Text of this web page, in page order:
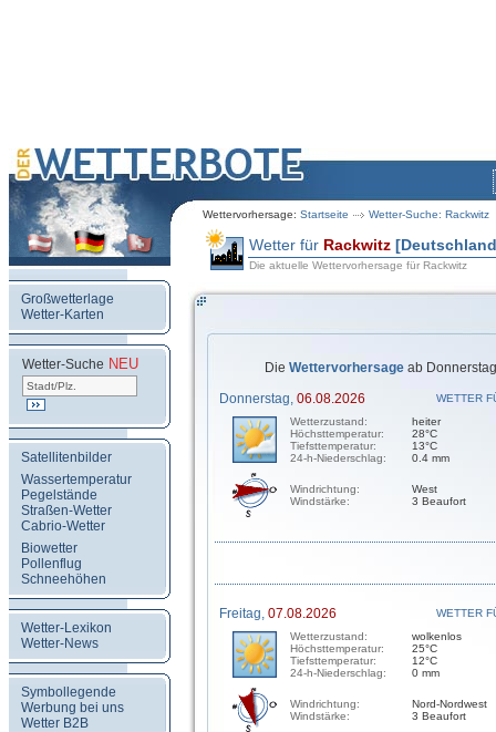
Wettervorhersage: Startseite Wetter-Suche: Rackwitz
Großwetterlage
Wetter-Karten
Wetter-Suche NEU
Satellitenbilder
Wassertemperatur
Pegelstände
Straßen-Wetter
Cabrio-Wetter
Biowetter
Pollenflug
Schneehöhen
Wetter-Lexikon
Wetter-News
Symbollegende
Werbung bei uns
Wetter B2B
Wetter für Rackwitz
Die aktuelle Wettervorhersage für Rackwitz
Die Wettervorhersage ab
Donnerstag, 06.08.2026
WETTER
Wetterzustand:
Höchsttemperatur:
Tiefsttemperatur:
24-h-Niederschlag:
heiter
28°C
13°C
0.4 mm
Windrichtung:
Windstärke:
West
3 Beaufort
Freitag, 07.08.2026
WETTER
Wetterzustand:
Höchsttemperatur:
Tiefsttemperatur:
24-h-Niederschlag:
wolkenlos
25°C
12°C
0 mm
Windrichtung:
Windstärke:
Nord-Nordwest
3 Beaufort